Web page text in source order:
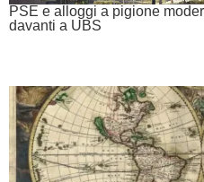
PSE e alloggi a pigione
davanti a UBS